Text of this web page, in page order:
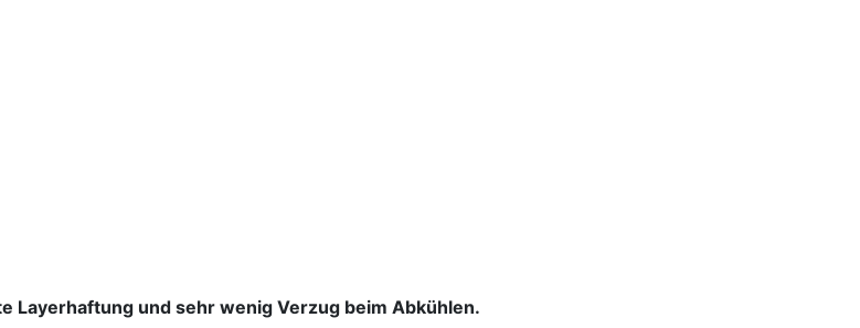
Layerhaftung und sehr wenig Verzug beim Abkühlen.